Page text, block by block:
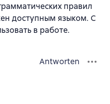
правил
доступным языком. С
в работе.
Antworten